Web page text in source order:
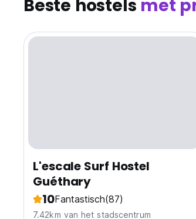
Beste hostels met
L'escale Surf Hostel
Guéthary
10Fantastisch(87)
7.42km van het stadscentrum